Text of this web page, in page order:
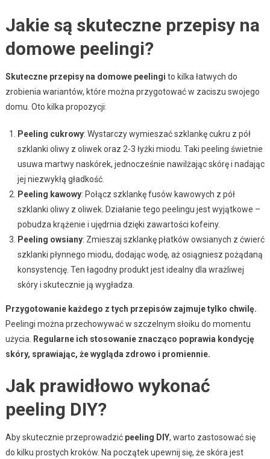
Jakie są skuteczne przepisy na
domowe peelingi?
Skuteczne przepisy na domowe peelingi to kilka łatwych do
zrobienia wariantów, które można przygotować w zaciszu swojego
domu. Oto kilka propozycji:
Peeling cukrowy: Wystarczy wymieszać szklankę cukru z pół
szklanki oliwy z oliwek oraz 2-3 łyżki miodu. Taki peeling świetnie
usuwa martwy naskórek, jednocześnie nawilżając skórę i nadając
jej niezwykłą gładkość.
Peeling kawowy: Połącz szklankę fusów kawowych z pół
szklanki oliwy z oliwek. Działanie tego peelingu jest wyjątkowe –
pobudza krążenie i ujędrnia dzięki zawartości kofeiny.
Peeling owsiany: Zmieszaj szklankę płatków owsianych z ćwierć
szklanki płynnego miodu, dodając wodę, aż osiągniesz pożądaną
konsystencję. Ten łagodny produkt jest idealny dla wrażliwej
skóry i skutecznie ją wygładza.
Przygotowanie każdego z tych przepisów zajmuje tylko chwilę.
Peelingi można przechowywać w szczelnym słoiku do momentu
użycia.
Regularne ich stosowanie znacząco poprawia kondycję
skóry, sprawiając, że wygląda zdrowo i promiennie.
Jak prawidłowo wykonać
peeling DIY?
Aby skutecznie przeprowadzić peeling DIY, warto zastosować się
do kilku prostych kroków. Na początek upewnij się, że skóra jest